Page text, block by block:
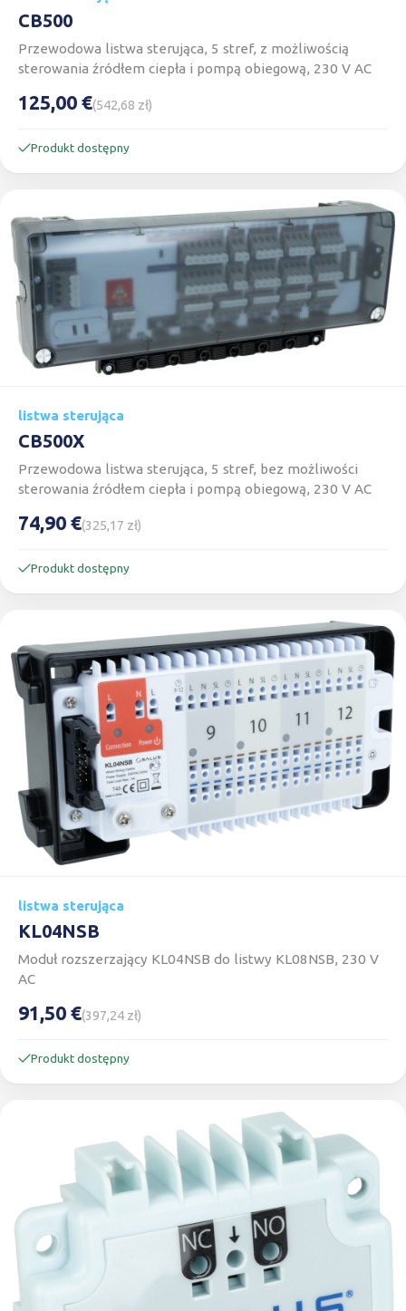
CB500
Przewodowa listwa sterująca, 5 stref, z możliwością
sterowania źródłem ciepła i pompą obiegową, 230 V AC
125,00 €(542,68 zł)
Produkt dostępny
listwa sterująca
CB500X
Przewodowa listwa sterująca, 5 stref, bez możliwości
sterowania źródłem ciepła i pompą obiegową, 230 V AC
74,90 €(325,17 zł)
Produkt dostępny
listwa sterująca
KL04NSB
Moduł rozszerzający KL04NSB do listwy KL08NSB, 230 V
AC
91,50 €(397,24 zł)
Produkt dostępny